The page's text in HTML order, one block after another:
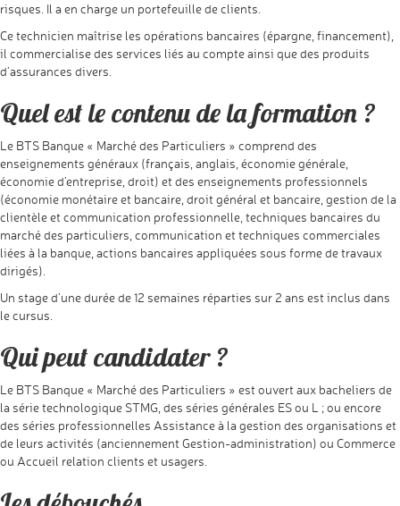
risques. Il a en charge un portefeuille de clients.
Ce technicien maîtrise les opérations bancaires (épargne, financement),
il commercialise des services liés au compte ainsi que des produits
d’assurances divers.
Quel est le contenu de la formation ?
Le BTS Banque « Marché des Particuliers » comprend des
enseignements généraux (français, anglais, économie générale,
économie d’entreprise, droit) et des enseignements professionnels
(économie monétaire et bancaire, droit général et bancaire, gestion de la
clientèle et communication professionnelle, techniques bancaires du
marché des particuliers, communication et techniques commerciales
liées à la banque, actions bancaires appliquées sous forme de travaux
dirigés).
Un stage d’une durée de 12 semaines réparties sur 2 ans est inclus dans
le cursus.
Qui peut candidater ?
Le BTS Banque « Marché des Particuliers » est ouvert aux bacheliers de
la série technologique STMG, des séries générales ES ou L ; ou encore
des séries professionnelles Assistance à la gestion des organisations et
de leurs activités (anciennement Gestion-administration) ou Commerce
ou Accueil relation clients et usagers.